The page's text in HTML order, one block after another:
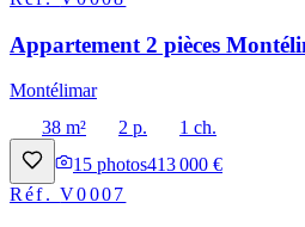
Appartement 2 pièces
Montélimar
38 m²
2 p.
1 ch.
15 photos413 000 €
Réf.V0007